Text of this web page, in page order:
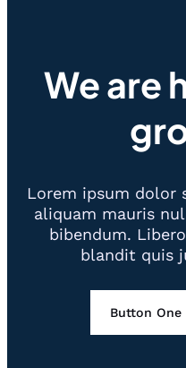
We are
Lorem ipsum dolor
aliquam mauris
bibendum.
blandit quis
Button One